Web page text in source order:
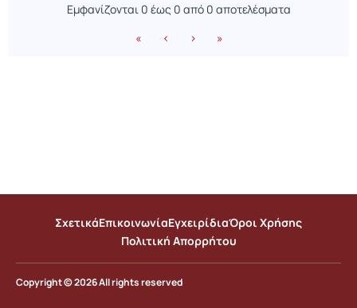
Εμφανίζονται 0 έως 0 από 0 αποτελέσματα
«
‹ › »
ΣχετικάΕπικοινωνίαΕγχειρίδιαΌροι Χρήσης
Πολιτική Απορρήτου
Copyright © 2026 All rights reserved